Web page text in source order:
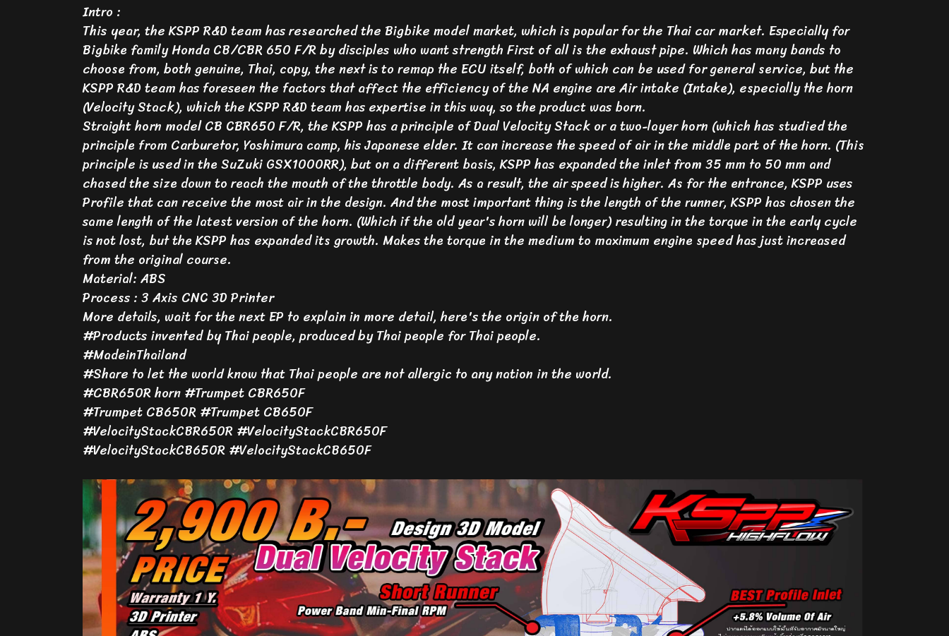
Intro :
This year, the KSPP R&D team has researched the Bigbike model market, which is popular for the Thai car market. Especially for
Bigbike family Honda CB/CBR 650 F/R by disciples who want strength First of all is the exhaust pipe. Which has many bands to
choose from, both genuine, Thai, copy, the next is to remap the ECU itself, both of which can be used for general service, but the
KSPP R&D team has foreseen the factors that affect the efficiency of the NA engine are Air intake (Intake), especially the horn
(Velocity Stack), which the KSPP R&D team has expertise in this way, so the product was born.
Straight horn model CB CBR650 F/R, the KSPP has a principle of Dual Velocity Stack or a two-layer horn (which has studied the
principle from Carburetor, Yoshimura camp, his Japanese elder. It can increase the speed of air in the middle part of the horn. (This
principle is used in the SuZuki GSX1000RR), but on a different basis, KSPP has expanded the inlet from 35 mm to 50 mm and
chased the size down to reach the mouth of the throttle body. As a result, the air speed is higher. As for the entrance, KSPP uses
Profile that can receive the most air in the design. And the most important thing is the length of the runner, KSPP has chosen the
same length of the latest version of the horn. (Which if the old year's horn will be longer) resulting in the torque in the early cycle
is not lost, but the KSPP has expanded its growth. Makes the torque in the medium to maximum engine speed has just increased
from the original course.
Material: ABS
Process : 3 Axis CNC 3D Printer
More details, wait for the next EP to explain in more detail, here's the origin of the horn.
#Products invented by Thai people, produced by Thai people for Thai people.
#MadeinThailand
#Share to let the world know that Thai people are not allergic to any nation in the world.
#CBR650R horn #Trumpet CBR650F
#Trumpet CB650R #Trumpet CB650F
#VelocityStackCBR650R #VelocityStackCBR650F
#VelocityStackCB650R #VelocityStackCB650F